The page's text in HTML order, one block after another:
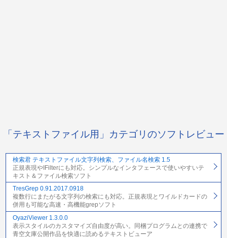
「テキストファイル用」カテゴリのソフトレビュー
検索君 テキストファイル文字列検索、ファイル名検索 1.5
正規表現やIFilterにも対応。シンプルなインタフェースで使いやすいテ
キスト＆ファイル検索ソフト
TresGrep 0.91.2017.0918
複数行にまたがる文字列の検索にも対応。正規表現とワイルドカードの
併用も可能な高速・高機能grepソフト
OyaziViewer 1.3.0.0
表示スタイルのカスタマイズ自由度が高い。同梱プログラムとの連携で
青空文庫公開作品を快適に読めるテキストビューア